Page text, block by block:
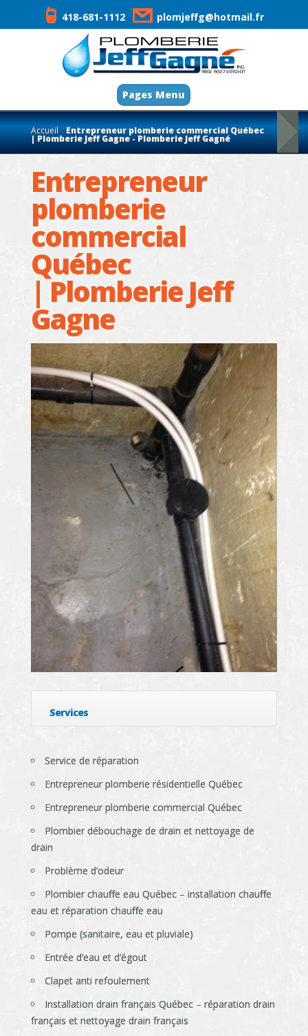
418-681-1112 plomjeffg@hotmail.fr
Pages Menu
Accueil Entrepreneur plomberie commercial Québec
| Plomberie Jeff Gagne - Plomberie Jeff Gagné
Entrepreneur
plomberie
commercial
Québec
| Plomberie Jeff
Gagne
Services
Service de réparation
Entrepreneur plomberie résidentielle Québec
Entrepreneur plomberie commercial Québec
Plombier débouchage de drain et nettoyage de
drain
Problème d’odeur
Plombier chauffe eau Québec – installation chauffe
eau et réparation chauffe eau
Pompe (sanitaire, eau et pluviale)
Entrée d’eau et d’égout
Clapet anti refoulement
Installation drain français Québec – réparation drain
français et nettoyage drain français